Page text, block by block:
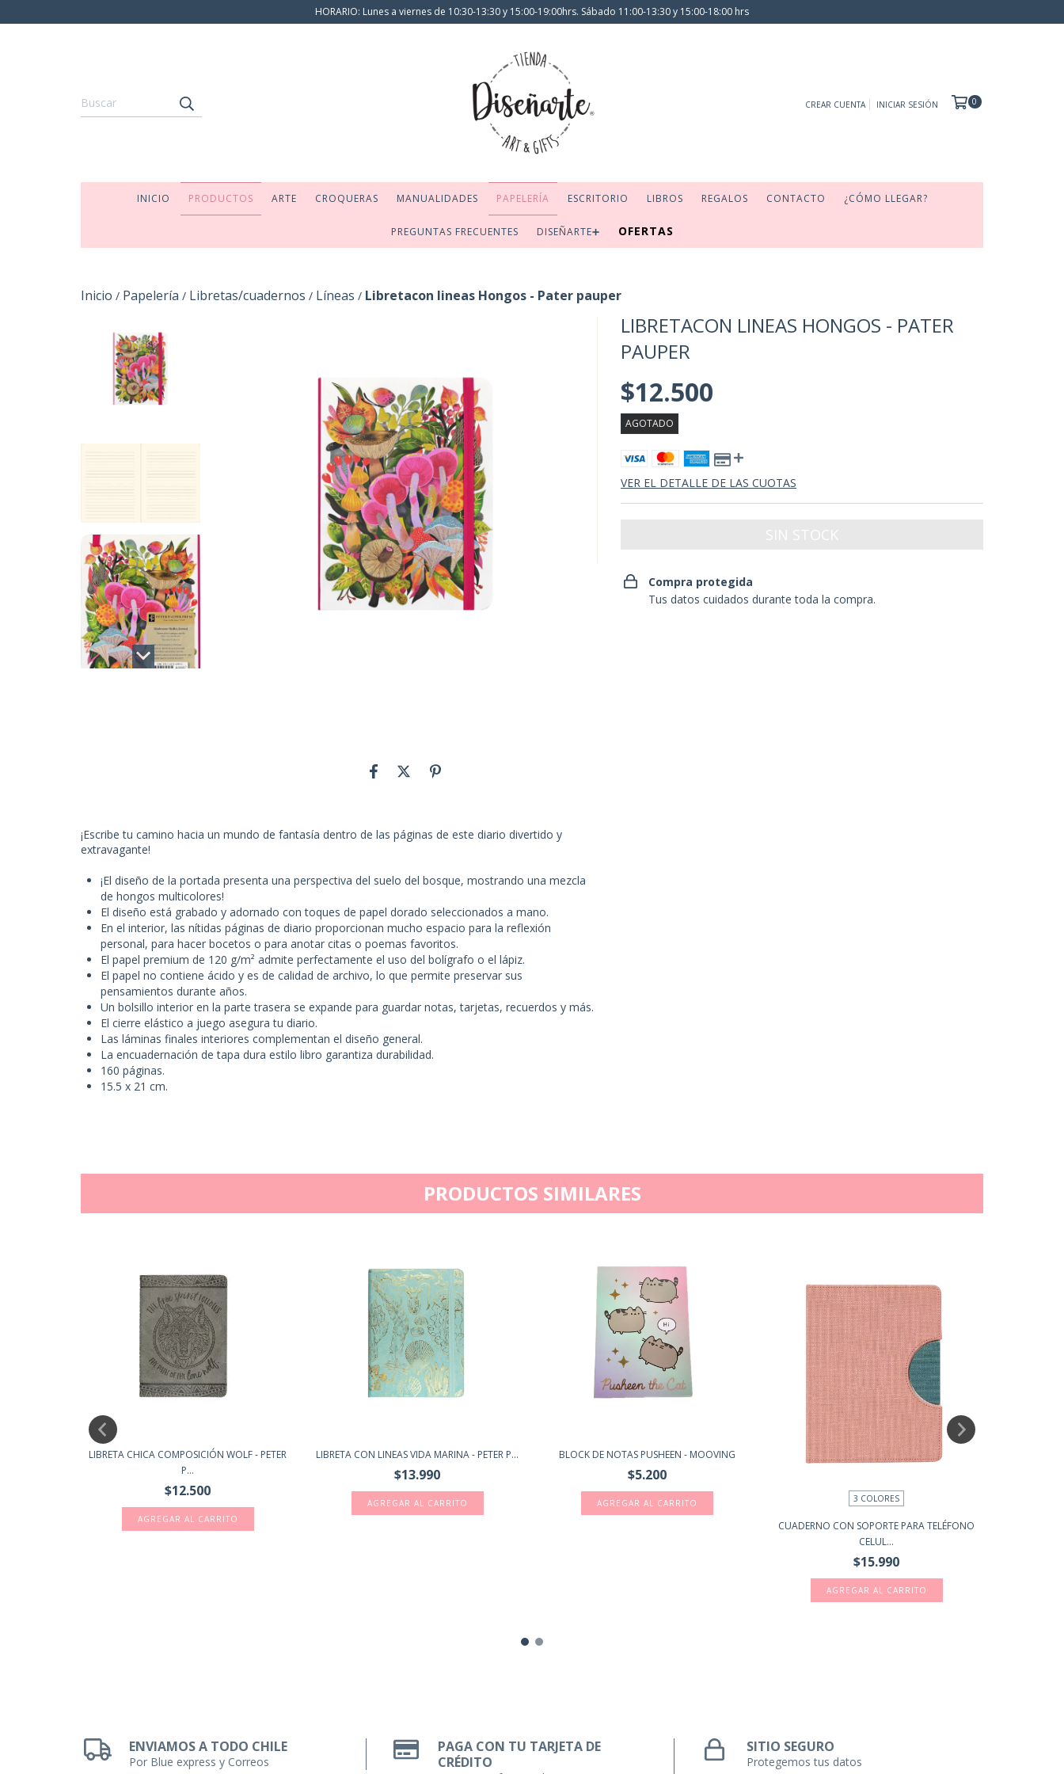
HORARIO: Lunes a viernes de 10:30-13:30 y 15:00-19:00hrs. Sábado 11:00-13:30 y 15:00-18:00 hrs
CREAR CUENTA INICIAR SESIÓN 0
INICIO PRODUCTOS ARTE CROQUERAS MANUALIDADES PAPELERÍA ESCRITORIO LIBROS REGALOS CONTACTO ¿CÓMO LLEGAR?
PREGUNTAS FRECUENTES DISEÑARTE➕ OFERTAS
Inicio / Papelería / Libretas/cuadernos / Líneas / Libretacon lineas Hongos - Pater pauper
¡Escribe tu camino hacia un mundo de fantasía dentro de las páginas de este diario divertido y
extravagante!
¡El diseño de la portada presenta una perspectiva del suelo del bosque, mostrando una mezcla
de hongos multicolores!
El diseño está grabado y adornado con toques de papel dorado seleccionados a mano.
En el interior, las nítidas páginas de diario proporcionan mucho espacio para la reflexión
personal, para hacer bocetos o para anotar citas o poemas favoritos.
El papel premium de 120 g/m² admite perfectamente el uso del bolígrafo o el lápiz.
El papel no contiene ácido y es de calidad de archivo, lo que permite preservar sus
pensamientos durante años.
Un bolsillo interior en la parte trasera se expande para guardar notas, tarjetas, recuerdos y más.
El cierre elástico a juego asegura tu diario.
Las láminas finales interiores complementan el diseño general.
La encuadernación de tapa dura estilo libro garantiza durabilidad.
160 páginas.
15.5 x 21 cm.
LIBRETACON LINEAS HONGOS - PATER
PAUPER
$12.500
AGOTADO
VER EL DETALLE DE LAS CUOTAS
Compra protegida
Tus datos cuidados durante toda la compra.
PRODUCTOS SIMILARES
LIBRETA CHICA COMPOSICIÓN WOLF - PETER
P...
$12.500
LIBRETA CON LINEAS VIDA MARINA - PETER P...
$13.990
BLOCK DE NOTAS PUSHEEN - MOOVING
$5.200
3 COLORES
CUADERNO CON SOPORTE PARA TELÉFONO
CELUL...
$15.990
AGREGAR AL CARRITO
ENVIAMOS A TODO CHILE
Por Blue express y Correos
PAGA CON TU TARJETA DE
CRÉDITO
SITIO SEGURO
Protegemos tus datos